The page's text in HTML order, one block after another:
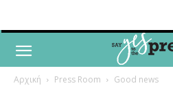
Αρχική Press Room Good news